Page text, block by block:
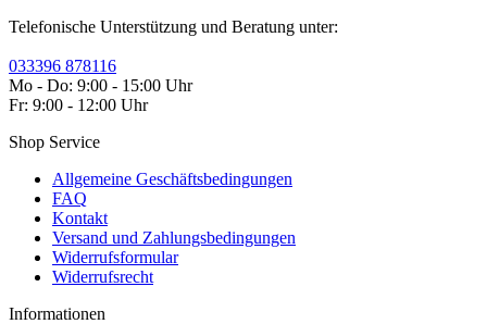
Telefonische Unterstützung und Beratung unter:
033396 878116
Mo - Do: 9:00 - 15:00 Uhr
Fr: 9:00 - 12:00 Uhr
Shop Service
Allgemeine Geschäftsbedingungen
FAQ
Kontakt
Versand und Zahlungsbedingungen
Widerrufsformular
Widerrufsrecht
Informationen